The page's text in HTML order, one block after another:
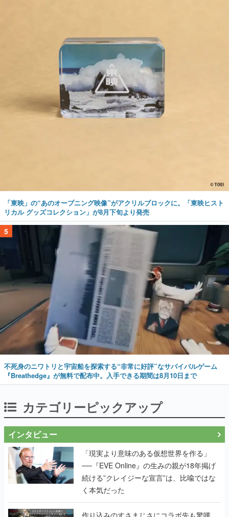
「東映」の“あのオープニング映像”がアクリルブロックに。「東映ヒスト
リカル グッズコレクション」が8月下旬より発売
5
不死身のニワトリと宇宙船を探索する“非常に好評”なサバイバルゲーム
『Breathedge』が無料で配布中。入手できる期間は8月10日まで
カテゴリーピックアップ
インタビュー
「現実より意味のある仮想世界を作る」
──『EVE Online』の生みの親が18年掲げ
続ける”クレイジーな宣言”は、比喩ではな
く本気だった
作り込みのすさまじさにコラボ先も驚嘆